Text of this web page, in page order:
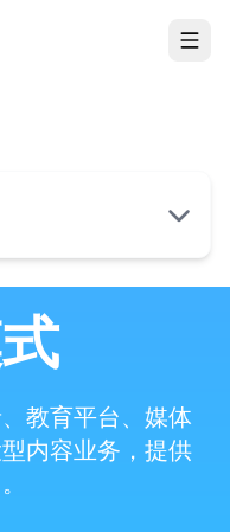
教育平台、媒体
内容业务，提供